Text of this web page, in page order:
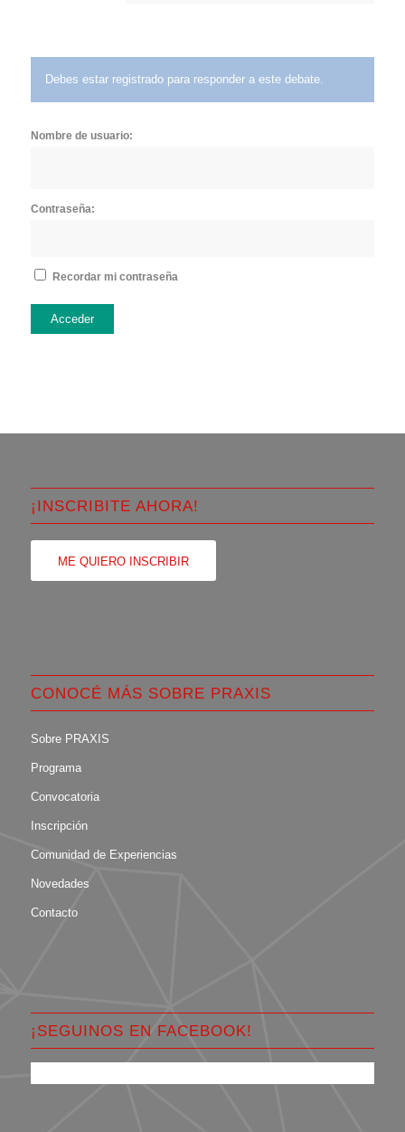
Debes estar registrado para responder a este debate.
Nombre de usuario:
Contraseña:
Recordar mi contraseña
Acceder
¡INSCRIBITE AHORA!
ME QUIERO INSCRIBIR
CONOCÉ MÁS SOBRE PRAXIS
Sobre PRAXIS
Programa
Convocatoria
Inscripción
Comunidad de Experiencias
Novedades
Contacto
¡SEGUINOS EN FACEBOOK!